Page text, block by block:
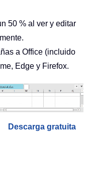
50 % al ver y editar
a Office (incluido
Edge y Firefox.
Descarga gratuita